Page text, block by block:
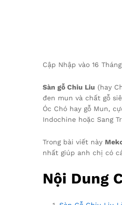
Cập Nhập vào 16
Sàn gỗ Chiu Liu (hay
đen mun và chất gỗ
Óc Chó hay gỗ Mun,
Indochine hoặc Sang
Trong bài viết này
nhất giúp anh chị có
Nội Dung